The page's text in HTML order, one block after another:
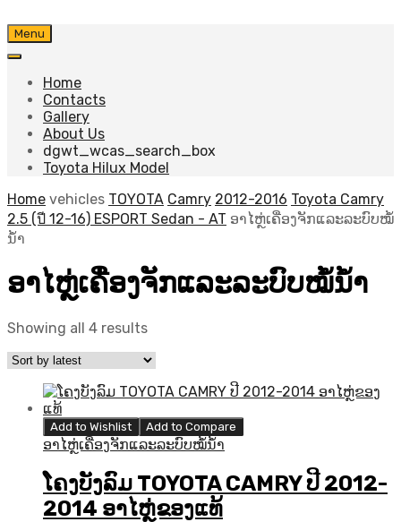
Skip
to
Menu
Home
Contacts
Gallery
About Us
dgwt_wcas_search_box
Toyota Hilux Model
Home vehicles TOYOTA Camry 2012-2016 Toyota Camry
2.5 (ปี 12-16) ESPORT Sedan - AT ອາໄຫຼ່ເຄື່ອງຈັກແລະລະບົບໝໍ້
ນ້ຳ
ອາໄຫຼ່ເຄື່ອງຈັກແລະລະບົບໝໍ້ນ້ຳ
Showing all 4 resultsSorted
latest
Add to Wishlist Add to Compare
ອາໄຫຼ່ເຄື່ອງຈັກແລະລະບົບໝໍ້ນ້ຳ
ໂຄງບັງລົມ TOYOTA CAMRY ປີ 2012-
2014 ອາໄຫຼ່ຂອງແທ້